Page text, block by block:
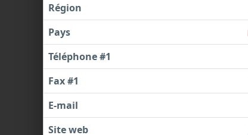
Région
Pays
Téléphone #1
Fax #1
E-mail
Site web